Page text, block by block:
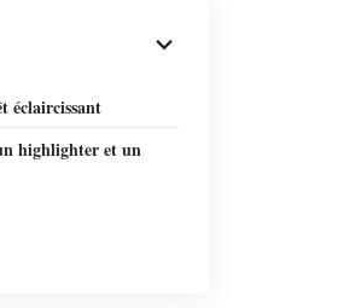
éclaircissant
highlighter et un